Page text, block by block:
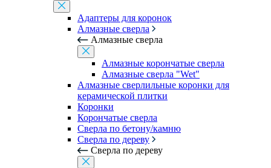
Адаптеры для коронок
Алмазные сверла
Алмазные сверла
Алмазные корончатые сверла
Алмазные сверла "Wet"
Алмазные сверлильные коронки для
керамической плитки
Коронки
Корончатые сверла
Сверла по бетону/камню
Сверла по дереву
Сверла по дереву